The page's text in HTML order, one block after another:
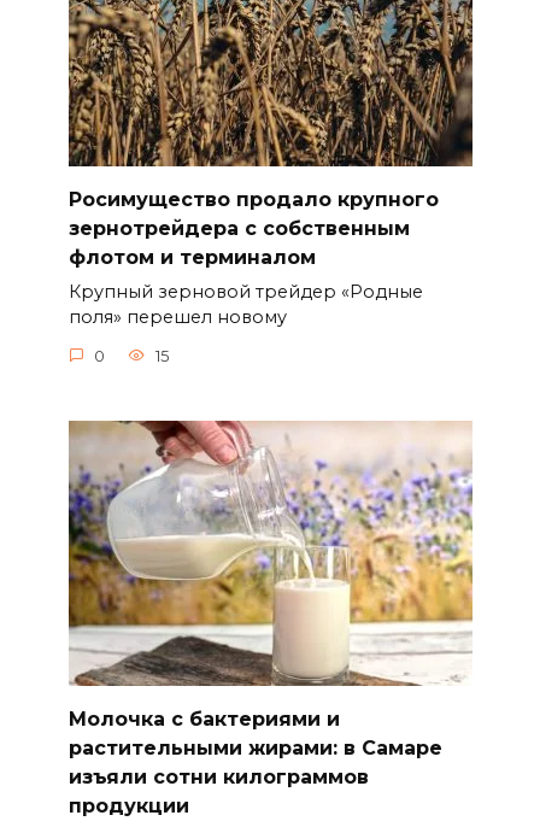
Росимущество продало крупного
зернотрейдера с собственным
флотом и терминалом
Крупный зерновой трейдер «Родные
поля» перешел новому
0 15
Молочка с бактериями и
растительными жирами: в Самаре
изъяли сотни килограммов
продукции